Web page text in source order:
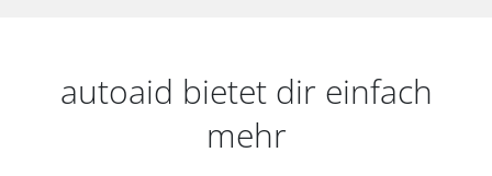
autoaid bietet dir einfach
mehr